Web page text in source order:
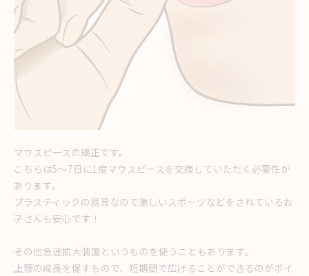
マウスピースの矯正です。
こちらは5〜7日に1度マウスピースを交換していただく必要性が
あります。
プラスティックの器具なので激しいスポーツなどをされているお
子さんも安心です！
その他急速拡大装置というものを使うこともあります。
上顎の成長を促すもので、短期間で広げることができるのがポイ